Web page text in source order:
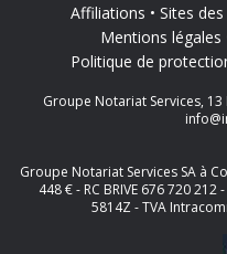
Affiliations
Sites
Mentions légales
Politique de
Groupe Notariat Services,
Groupe Notariat Services SA à
448 € - RC BRIVE 676 720 212
5814Z - TVA